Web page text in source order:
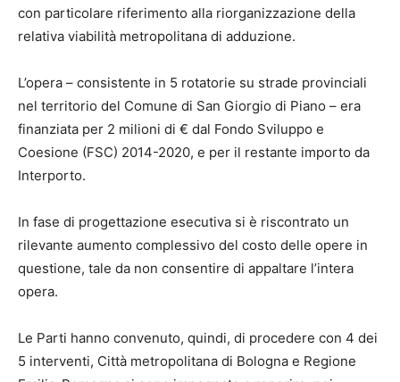
con particolare riferimento alla riorganizzazione della
relativa viabilità metropolitana di adduzione.
L’opera – consistente in 5 rotatorie su strade provinciali
nel territorio del Comune di San Giorgio di Piano – era
finanziata per 2 milioni di € dal Fondo Sviluppo e
Coesione (FSC) 2014-2020, e per il restante importo da
Interporto.
In fase di progettazione esecutiva si è riscontrato un
rilevante aumento complessivo del costo delle opere in
questione, tale da non consentire di appaltare l’intera
opera.
Le Parti hanno convenuto, quindi, di procedere con 4 dei
5 interventi, Città metropolitana di Bologna e Regione